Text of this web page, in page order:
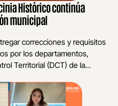
Histórico continúa
municipal
correcciones y requisitos
por los departamentos,
Territorial (DCT) de la...